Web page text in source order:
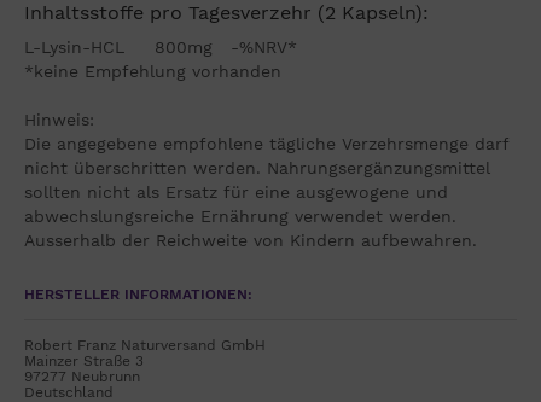
Inhaltsstoffe pro Tagesverzehr (2 Kapseln):
L-Lysin-HCL 800mg -%NRV*
*keine Empfehlung vorhanden
Hinweis:
Die angegebene empfohlene tägliche Verzehrsmenge darf
nicht überschritten werden. Nahrungsergänzungsmittel
sollten nicht als Ersatz für eine ausgewogene und
abwechslungsreiche Ernährung verwendet werden.
Ausserhalb der Reichweite von Kindern aufbewahren.
HERSTELLER INFORMATIONEN:
Robert Franz Naturversand GmbH
Mainzer Straße 3
97277 Neubrunn
Deutschland